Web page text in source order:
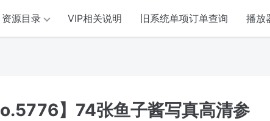
资源目录 VIP相关说明 旧系统单项订单查询 播放
】74张鱼子酱写真高清参